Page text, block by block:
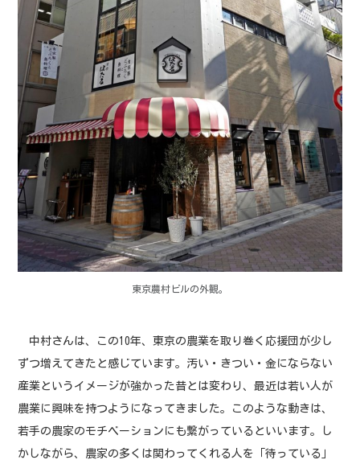
東京農村ビルの外観。
中村さんは、この10年、東京の農業を取り巻く応援団が少し
ずつ増えてきたと感じています。汚い・きつい・金にならない
産業というイメージが強かった昔とは変わり、最近は若い人が
農業に興味を持つようになってきました。このような動きは、
若手の農家のモチベーションにも繋がっているといいます。し
かしながら、農家の多くは関わってくれる人を「待っている」